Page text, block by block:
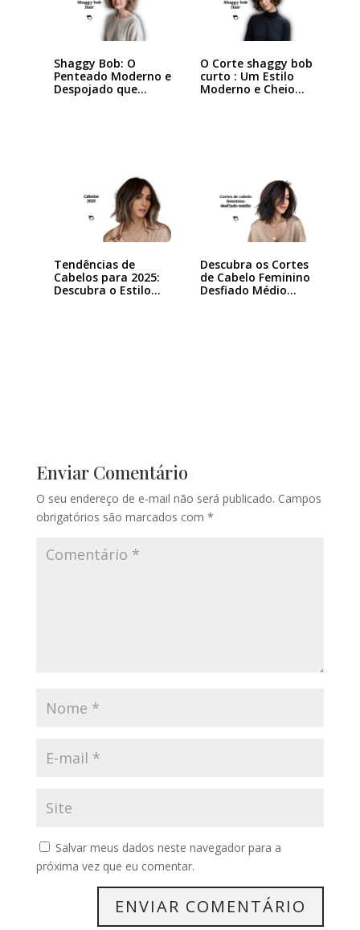
Shaggy Bob: O
Penteado Moderno e
Despojado que
O Corte shaggy bob
curto : Um Estilo
Moderno e Cheio…
Tendências de
Cabelos para 2025:
Descubra o Estilo…
Descubra os Cortes
de Cabelo Feminino
Desfiado Médio…
Enviar Comentário
O seu endereço de e-mail não será publicado. Campos
obrigatórios são marcados com *
Salvar meus dados neste navegador para a
próxima vez que eu comentar.